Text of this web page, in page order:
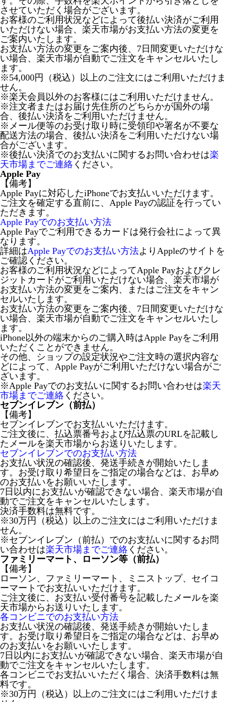
させていただく場合がございます。
お客様のご利用状況などによって後払い決済がご利用
いただけない場合、楽天市場がお支払い方法の変更を
ご案内いたします。
お支払い方法の変更をご案内後、7日間変更いただけな
い場合、楽天市場が自動でご注文をキャンセルいたし
ます。
※54,000円（税込）以上のご注文にはご利用いただけま
せん。
※楽天会員以外のお客様にはご利用いただけません。
※注文者またはお届け先住所のどちらかが国外の場
合、後払い決済をご利用いただけません。
※メール便等のお受け取り時に受領印や署名が不要な
配送方法の場合、後払い決済をご利用いただけない場
合がございます。
※後払い決済でのお支払いに関するお問い合わせは楽
天市場までご連絡 ください。
Apple Pay
【備考】
Apple Payに対応したiPhoneでお支払いいただけます。
ご注文を確定する直前に、Apple Payの認証を行ってい
ただきます。
Apple Payでのお支払い方法
Apple Payでご利用できるカードは発行会社によって異
なります。
詳細はApple Payでのお支払い方法よりAppleのサイトを
ご確認ください。
お客様のご利用状況などによってApple Payおよびクレ
ジットカードがご利用いただけない場合、楽天市場が
お支払い方法の変更をご案内、またはご注文をキャン
セルいたします。
お支払い方法の変更をご案内後、7日間変更いただけな
い場合、楽天市場が自動でご注文をキャンセルいたし
ます。
iPhone以外の端末からのご購入時はApple Payをご利用
いただくことができません。
その他、ショップの設定状況やご注文時の選択内容な
どによって、Apple Payがご利用いただけない場合がご
ざいます。
※Apple Payでのお支払いに関するお問い合わせは楽天
市場までご連絡 ください。
セブンイレブン（前払）
【備考】
セブンイレブンでお支払いいただけます。
ご注文後に、払込票番号および払込票のURLを記載し
たメールを楽天市場からお送りいたします。
セブンイレブンでのお支払い方法
お支払い状況の確認後、発送手続きが開始いたしま
す。お受け取り希望日をご指定の場合などは、お早め
のお支払いをお願いいたします。
7日以内にお支払いが確認できない場合、楽天市場が自
動でご注文をキャンセルいたします。
決済手数料は無料です。
※30万円（税込）以上のご注文にはご利用いただけま
せん。
※セブンイレブン（前払）でのお支払いに関するお問
い合わせは楽天市場までご連絡 ください。
ファミリーマート、ローソン等（前払）
【備考】
ローソン、ファミリーマート、ミニストップ、セイコ
ーマートでお支払いいただけます。
ご注文後に、お支払い受付番号を記載したメールを楽
天市場からお送りいたします。
各コンビニでのお支払い方法
お支払い状況の確認後、発送手続きが開始いたしま
す。お受け取り希望日をご指定の場合などは、お早め
のお支払いをお願いいたします。
7日以内にお支払いが確認できない場合、楽天市場が自
動でご注文をキャンセルいたします。
各コンビニでお支払いいただく場合、決済手数料は無
料です。
※30万円（税込）以上のご注文にはご利用いただけま